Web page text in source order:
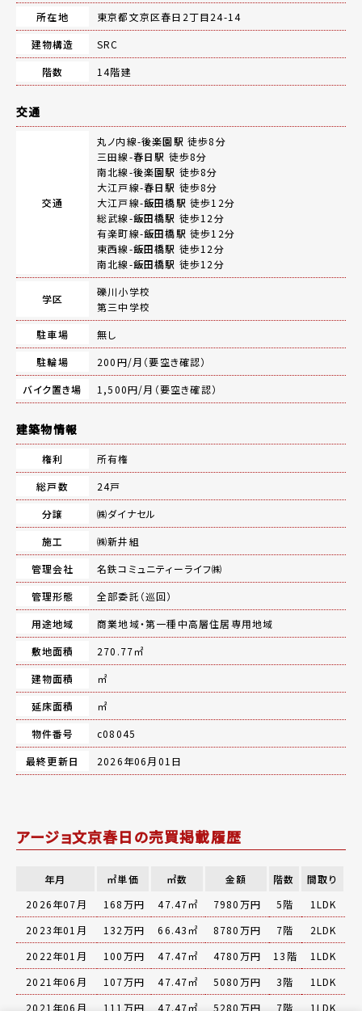
所在地
東京都文京区春日2丁目24-14
建物構造
SRC
階数
14階建
交通
交通
丸ノ内線-後楽園駅 徒歩8分
三田線-春日駅 徒歩8分
南北線-後楽園駅 徒歩8分
大江戸線-春日駅 徒歩8分
大江戸線-飯田橋駅 徒歩12分
総武線-飯田橋駅 徒歩12分
有楽町線-飯田橋駅 徒歩12分
東西線-飯田橋駅 徒歩12分
南北線-飯田橋駅 徒歩12分
学区
礫川小学校
第三中学校
駐車場
無し
駐輪場
200円/月（要空き確認）
バイク置き場
1,500円/月（要空き確認）
建築物情報
権利
所有権
総戸数
24戸
分譲
㈱ダイナセル
施工
㈱新井組
管理会社
名鉄コミュニティーライフ㈱
管理形態
全部委託（巡回）
用途地域
商業地域・第一種中高層住居専用地域
敷地面積
270.77㎡
建物面積
㎡
延床面積
㎡
物件番号
c08045
最終更新日
2026年06月01日
アージョ文京春日の売買掲載履歴
年月 ㎡単価 ㎡数 金額 階数
間取り
2026年07月
168万円 47.47㎡ 7980万円 5階
1LDK
2023年01月
132万円 66.43㎡ 8780万円 7階
2LDK
2022年01月
100万円 47.47㎡ 4780万円 13階
1LDK
2021年06月
107万円 47.47㎡ 5080万円 3階
1LDK
2021年06月
111万円 47.47㎡ 5280万円 7階 1LDK